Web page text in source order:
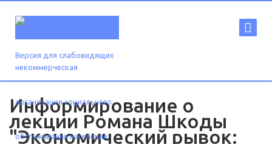
Версия для слабовидящих
Информирование о
лекции Романа Шкоды
"Экономический рывок: